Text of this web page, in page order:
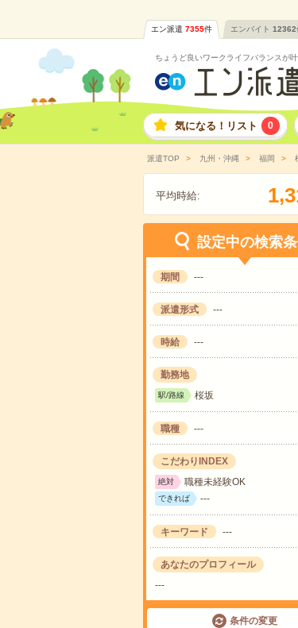
エン派遣 7355件 エンバイト 12362
ちょうど良いワークライフバランスが叶
気になる！リスト 0
派遣TOP 九州・沖縄 福岡
平均時給: 1,3
設定中の検索
期間 ---
派遣形式 ---
時給 ---
勤務地
駅/路線 桜坂
職種 ---
こだわりINDEX
絶対 職種未経験OK
できれば ---
キーワード ---
あなたのプロフィール
---
条件の変更